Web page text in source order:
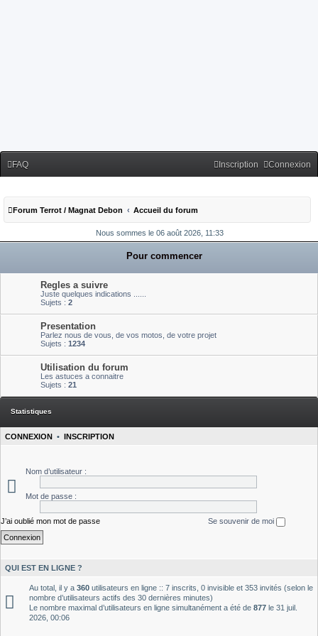
FAQ Connexion
Inscription
Forum Terrot / Magnat Debon Accueil du forum
Nous sommes le 06 août 2026, 11:33
Pour commencer
Regles a suivre
Juste quelques indications ......
Sujets : 2
Presentation
Parlez nous de vous, de vos motos, de votre projet
Sujets : 1234
Utilisation du forum
Les astuces a connaitre
Sujets : 21
Statistiques
CONNEXION • INSCRIPTION
Nom d’utilisateur :
Mot de passe :
J’ai oublié mon mot de passe Se souvenir de moi
QUI EST EN LIGNE ?
Au total, il y a 360 utilisateurs en ligne :: 7 inscrits, 0 invisible et 353 invités (selon le
nombre d’utilisateurs actifs des 30 dernières minutes)
Le nombre maximal d’utilisateurs en ligne simultanément a été de 877 le 31 juil.
2026, 00:06